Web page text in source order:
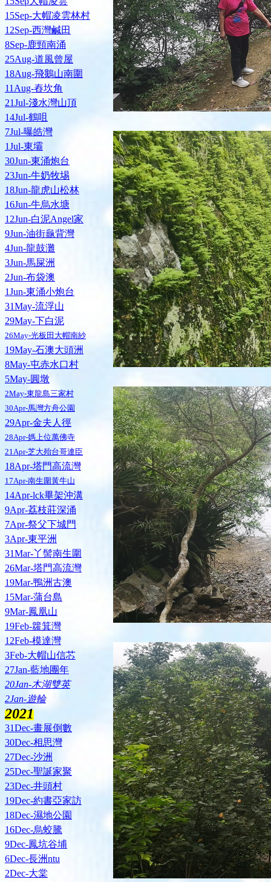
15Sep-大帽凌雲林村
12Sep-西灣鹹田
8Sep-鹿頸南涌
25Aug-道風曾屋
18Aug-飛鵝山南圍
11Aug-舂坎角
21Jul-淺水灣山頂
14Jul-鶴咀
7Jul-曝皓灣
1Jul-東壩
30Jun-東涌炮台
23Jun-牛奶牧埸
18Jun-龍虎山松林
16Jun-牛烏水塘
12Jun-白泥Angel家
9Jun-油街龜背灣
4Jun-龍鼓灘
3Jun-馬屎洲
2Jun-布袋澳
1Jun-東涌小炮台
31May-流浮山
29May-下白泥
26May-光板田大帽南紗
19May-石澳大頭洲
8May-屯赤水口村
5May-圓墩
2May-東龍島三家村
30Apr-馬灣方舟公園
29Apr-金夫人徑
28Apr-媽上位萬佛寺
21Apr-芝大殆台哥連臣
18Apr-塔門高流灣
17Apr-南生圍黃牛山
14Apr-lck畢架沖溝
9Apr-荔枝莊深涌
7Apr-祭父下城門
3Apr-東平洲
31Mar-丫髻南生圍
26Mar-塔門高流灣
19Mar-鴨洲古澳
15Mar-蒲台島
9Mar-鳳凰山
19Feb-籮箕灣
12Feb-模達灣
3Feb-大帽山信芯
27Jan-藍地團年
20Jan-木湖雙英
2Jan-遊輪
2021
31Dec-畫展倒數
30Dec-相思灣
27Dec-沙洲
25Dec-聖誕家聚
23Dec-井頭村
19Dec-約書亞家訪
18Dec-濕地公園
16Dec-烏蛟騰
9Dec-鳳坑谷埔
6Dec-長洲ntu
2Dec-大棠